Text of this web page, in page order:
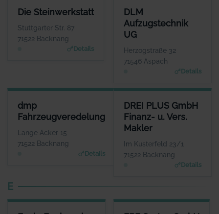
Die Steinwerkstatt
Stuttgarter Str. 87
71522 Backnang
Details
DIE STEINWERKSTATT
Herr Axel Groß
www.gross-steinwerkst
att.de
DLM
Aufzugstechnik
UG
Herzogstraße 32
71546 Aspach
Details
DLM AUFZUGSTECHNIK UG
ANSPRECHPARTNER
Herr Thorsten
www.dlm-aufzugstechnik.
dmp
Fahrzeugveredelung
Lange Äcker 15
71522 Backnang
Details
DMP FAHRZEUGVEREDELUNG
ANSPRECHPARTNER
Herr Dominic Pedersen
www.dmp-fahrzeugveredel
DREI PLUS GmbH
Finanz- u. Vers.
Makler
Im Kusterfeld 23/1
71522 Backnang
Details
DREI PLUS GMBH FINANZ- U.
Herr
E